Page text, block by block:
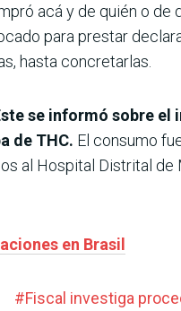
acá y de quién o de
para prestar
hasta concretarlas.
se informó sobre el
de THC. El consumo
al Hospital Distrital de
en Brasil
#Fiscal investiga